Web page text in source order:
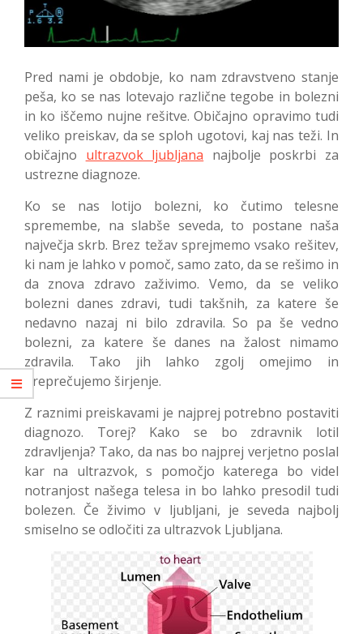
Pred nami je obdobje, ko nam zdravstveno stanje
peša, ko se nas lotevajo različne tegobe in bolezni
in ko iščemo nujne rešitve. Običajno opravimo tudi
veliko preiskav, da se sploh ugotovi, kaj nas teži. In
običajno ultrazvok ljubljana najbolje poskrbi za
ustrezne diagnoze.
Ko se nas lotijo bolezni, ko čutimo telesne
spremembe, na slabše seveda, to postane naša
največja skrb. Brez težav sprejmemo vsako rešitev,
ki nam je lahko v pomoč, samo zato, da se rešimo in
da znova zdravo zaživimo. Vemo, da se veliko
bolezni danes zdravi, tudi takšnih, za katere še
nedavno nazaj ni bilo zdravila. So pa še vedno
bolezni, za katere še danes na žalost nimamo
zdravila. Tako jih lahko zgolj omejimo in
preprečujemo širjenje.
Z raznimi preiskavami je najprej potrebno postaviti
diagnozo. Torej? Kako se bo zdravnik lotil
zdravljenja? Tako, da nas bo najprej verjetno poslal
kar na ultrazvok, s pomočjo katerega bo videl
notranjost našega telesa in bo lahko presodil tudi
bolezen. Če živimo v ljubljani, je seveda najbolj
smiselno se odločiti za ultrazvok Ljubljana.